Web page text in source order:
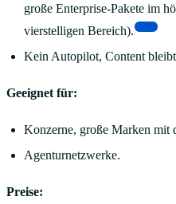
große Enterprise-Pakete im
vierstelligen Bereich).
Kein Autopilot, Content
Geeignet für:
Konzerne, große Marken mit
Agenturnetzwerke.
Preise: